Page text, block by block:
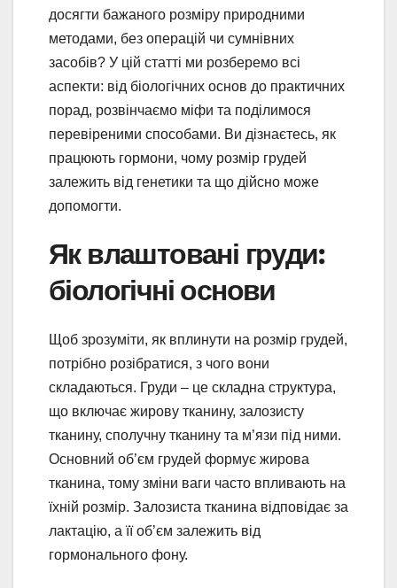
досягти бажаного розміру природними
методами, без операцій чи сумнівних
засобів? У цій статті ми розберемо всі
аспекти: від біологічних основ до практичних
порад, розвінчаємо міфи та поділимося
перевіреними способами. Ви дізнаєтесь, як
працюють гормони, чому розмір грудей
залежить від генетики та що дійсно може
допомогти.
Як влаштовані груди:
біологічні основи
Щоб зрозуміти, як вплинути на розмір грудей,
потрібно розібратися, з чого вони
складаються. Груди – це складна структура,
що включає жирову тканину, залозисту
тканину, сполучну тканину та м’язи під ними.
Основний об’єм грудей формує жирова
тканина, тому зміни ваги часто впливають на
їхній розмір. Залозиста тканина відповідає за
лактацію, а її об’єм залежить від
гормонального фону.